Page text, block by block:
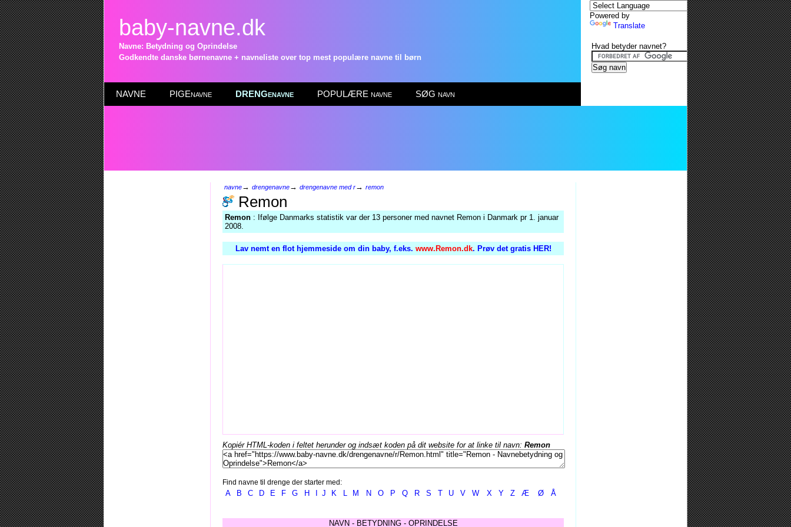
baby-navne.dk
Navne: Betydning og Oprindelse
Godkendte danske børnenavne + navneliste over top mest populære navne til børn
NAVNE PIGEnavne DRENGenavne POPULÆRE navne SØG navn
navne→ drengenavne→ drengenavne med r→ remon
Remon
Remon : Ifølge Danmarks statistik var der 13 personer med navnet Remon i Danmark pr 1. januar
2008.
Lav nemt en flot hjemmeside om din baby, f.eks. www.Remon.dk. Prøv det gratis HER!
Kopiér HTML-koden i feltet herunder og indsæt koden på dit website for at linke til navn: Remon
Find navne til drenge der starter med:
A B C D E F G H J K L M N O P Q R S T U V W X Y Z Æ Ø Å
NAVN - BETYDNING - OPRINDELSE
Powered by
Translate
Hvad betyder navnet?